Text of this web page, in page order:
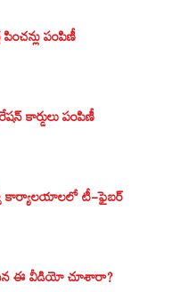
పించన్లు పంపిణీ
కార్డులు పంపిణీ
కార్యాలయాలలో టీ-ఫైబర్
ఈ వీడియో చూశారా?